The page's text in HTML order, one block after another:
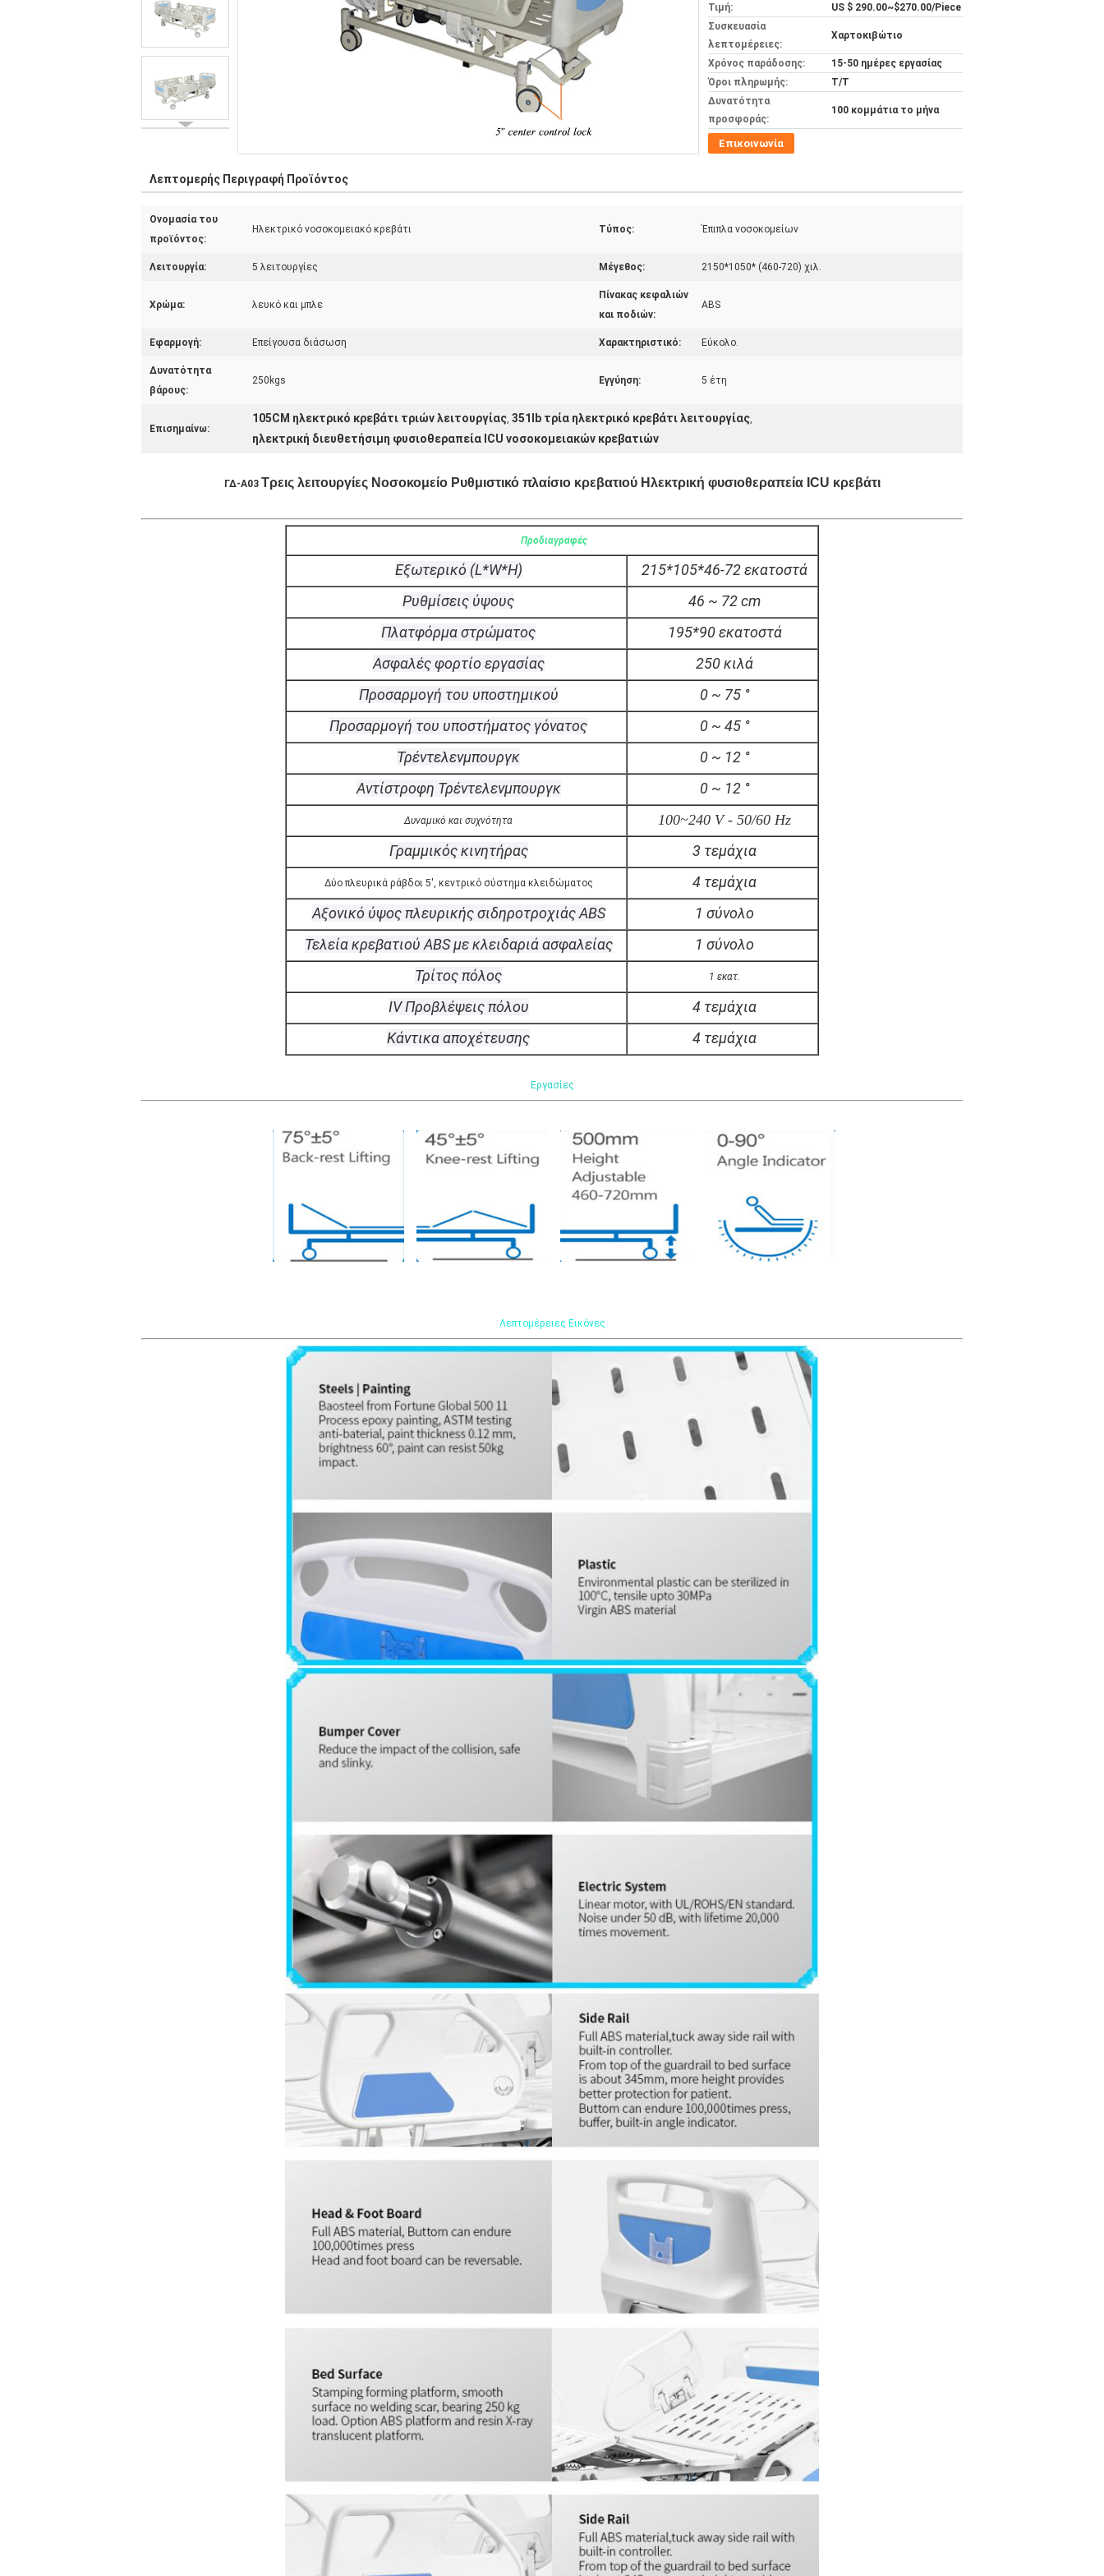
Τιμή:
US $ 290.00~$270.00/Piece
Συσκευασία
λεπτομέρειες:
Χαρτοκιβώτιο
Χρόνος παράδοσης:
15-50 ημέρες εργασίας
Όροι πληρωμής:
T/T
Δυνατότητα
προσφοράς:
100 κομμάτια το μήνα
Επικοινωνία
Λεπτομερής Περιγραφή Προϊόντος
Ονομασία του
προϊόντος:
Ηλεκτρικό νοσοκομειακό κρεβάτι Τύπος: Έπιπλα νοσοκομείων
Λειτουργία: 5 λειτουργίες Μέγεθος: 2150*1050* (460-720) χιλ.
Χρώμα: λευκό και μπλε
Πίνακας κεφαλιών
και ποδιών:
ABS
Εφαρμογή: Επείγουσα διάσωση Χαρακτηριστικό: Εύκολο.
Δυνατότητα
βάρους:
250kgs Εγγύηση: 5 έτη
Επισημαίνω:
105CM ηλεκτρικό κρεβάτι τριών λειτουργίας, 351lb τρία ηλεκτρικό κρεβάτι λειτουργίας,
ηλεκτρική διευθετήσιμη φυσιοθεραπεία ICU νοσοκομειακών κρεβατιών
ΓΔ-Α03 Τρεις λειτουργίες Νοσοκομείο Ρυθμιστικό πλαίσιο κρεβατιού Ηλεκτρική φυσιοθεραπεία ICU κρεβάτι
Προδιαγραφές
Εξωτερικό (L*W*H)
215*105*46-72 εκατοστά
Ρυθμίσεις ύψους
46 ~ 72 cm
Πλατφόρμα στρώματος
195*90 εκατοστά
Ασφαλές φορτίο εργασίας
250 κιλά
Προσαρμογή του υποστημικού
0 ~ 75 °
Προσαρμογή του υποστήματος γόνατος
0 ~ 45 °
Τρέντελενμπουργκ
0 ~ 12 °
Αντίστροφη Τρέντελενμπουργκ
0 ~ 12 °
Δυναμικό και συχνότητα 100~240 V - 50/60 Hz
Γραμμικός κινητήρας 3 τεμάχια
Δύο πλευρικά ράβδοι 5', κεντρικό σύστημα κλειδώματος
4 τεμάχια
Αξονικό ύψος πλευρικής σιδηροτροχιάς ABS
1 σύνολο
Τελεία κρεβατιού ABS με κλειδαριά ασφαλείας
1 σύνολο
Τρίτος πόλος
1 εκατ.
IV Προβλέψεις πόλου
4 τεμάχια
Κάντικα αποχέτευσης
4 τεμάχια
Εργασίες
Λεπτομέρειες Εικόνες